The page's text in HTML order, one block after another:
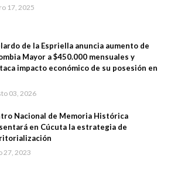
17, 2025
de la Espriella anuncia aumento de
Mayor a $450.000 mensuales y
impacto económico de su posesión en
03, 2026
Nacional de Memoria Histórica
en Cúcuta la estrategia de
27, 2023